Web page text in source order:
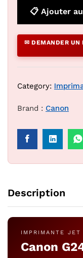
📋 Ajouter
✉ DEMANDER UN
Category:
Brand : Canon
Description
IMPRIMANTE JET
Canon